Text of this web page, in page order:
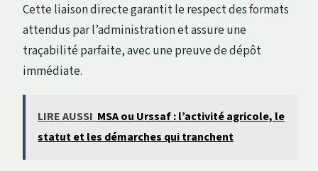
Cette liaison directe garantit le respect des formats
attendus par l’administration et assure une
traçabilité parfaite, avec une preuve de dépôt
immédiate.
LIRE AUSSI MSA ou Urssaf : l’activité agricole, le
statut et les démarches qui tranchent